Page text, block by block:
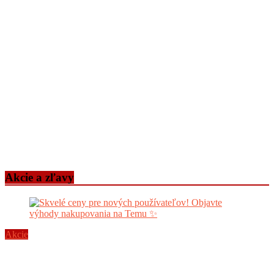
Akcie a zľavy
Akcie